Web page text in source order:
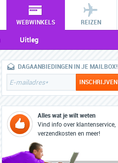
WEBWINKELS REIZEN
Uitleg
DAGAANBIEDINGEN IN JE MAILBOX!
Alles wat je wilt weten
Vind info over klantenservice,
verzendkosten en meer!